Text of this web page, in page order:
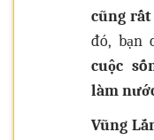
cũng
đó, bạn
cuộc
làm
Vũng